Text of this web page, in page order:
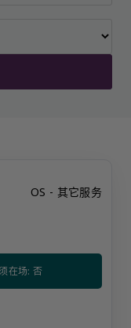
OS - 其它服务
在场: 否